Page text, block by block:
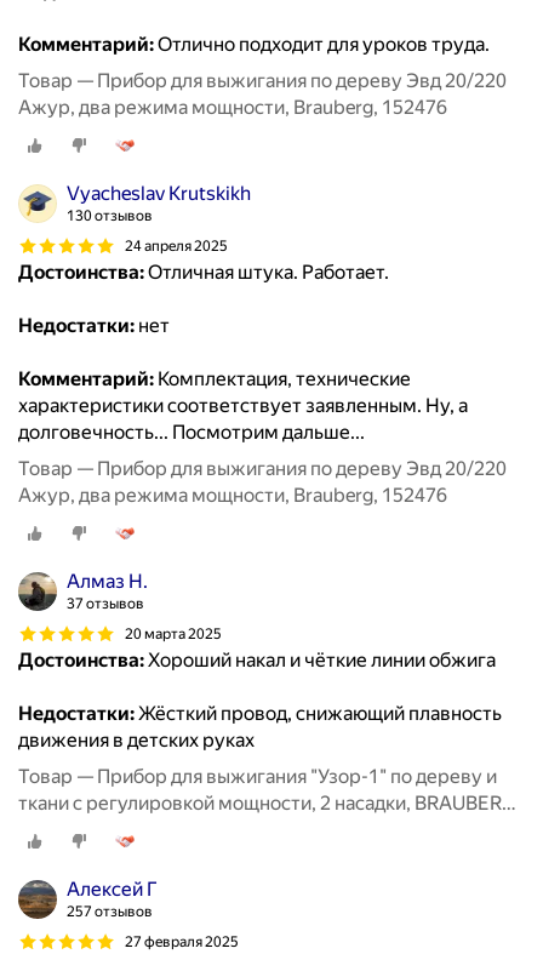
Комментарий:Отлично подходит для уроков труда.
Товар — Прибор для выжигания по дереву Эвд 20/220
Ажур, два режима мощности, Brauberg, 152476
Vyacheslav Krutskikh
130 отзывов
24 апреля 2025
Достоинства:Отличная штука. Работает.
Недостатки: нет
Комментарий: Комплектация, технические
характеристики соответствует заявленным. Ну, а
долговечность... Посмотрим дальше...
Товар — Прибор для выжигания по дереву Эвд 20/220
Ажур, два режима мощности, Brauberg, 152476
Алмаз Н.
37 отзывов
20 марта 2025
Достоинства:Хороший накал и чёткие линии обжига
Недостатки:Жёсткий провод, снижающий плавность
движения в детских руках
Товар — Прибор для выжигания "Узор-1" по дереву и
ткани с регулировкой мощности, 2 насадки, BRAUBERG,
665267
Алексей Г
257 отзывов
27 февраля 2025